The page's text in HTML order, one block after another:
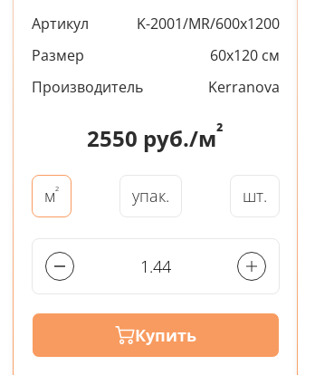
Артикул
K-2001/MR/600x1200
Размер
60x120 см
Производитель
Kerranova
2550 руб./м²
м² упак. шт.
Купить